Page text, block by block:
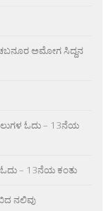
ಅಮೋಗ ಸಿದ್ದನ
ಓದು – 13ನೆಯ
– 13ನೆಯ ಕಂತು
ನಲಿವು